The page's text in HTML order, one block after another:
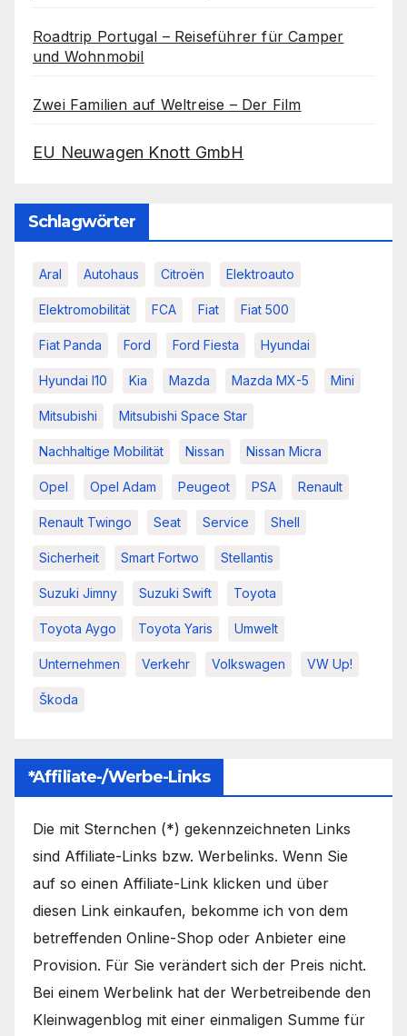
Roadtrip Portugal – Reiseführer für Camper
und Wohnmobil
Zwei Familien auf Weltreise – Der Film
EU Neuwagen Knott GmbH
Schlagwörter
Aral Autohaus Citroën Elektroauto
Elektromobilität FCA Fiat Fiat 500
Fiat Panda Ford Ford Fiesta Hyundai
Hyundai I10 Kia Mazda Mazda MX-5 Mini
Mitsubishi Mitsubishi Space Star
Nachhaltige Mobilität Nissan Nissan Micra
Opel Opel Adam Peugeot PSA Renault
Renault Twingo Seat Service Shell
Sicherheit Smart Fortwo Stellantis
Suzuki Jimny Suzuki Swift Toyota
Toyota Aygo Toyota Yaris Umwelt
Unternehmen Verkehr Volkswagen VW Up!
Škoda
*Affiliate-/Werbe-Links
Die mit Sternchen (*) gekennzeichneten Links
sind Affiliate-Links bzw. Werbelinks. Wenn Sie
auf so einen Affiliate-Link klicken und über
diesen Link einkaufen, bekomme ich von dem
betreffenden Online-Shop oder Anbieter eine
Provision. Für Sie verändert sich der Preis nicht.
Bei einem Werbelink hat der Werbetreibende den
Kleinwagenblog mit einer einmaligen Summe für